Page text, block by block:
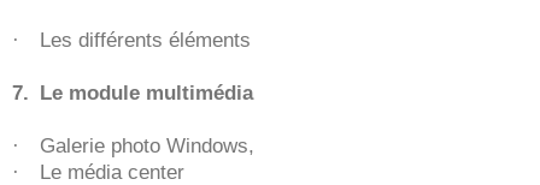
· Les différents éléments
7. Le module multimédia
·
Galerie photo Windows,
·
Le média center